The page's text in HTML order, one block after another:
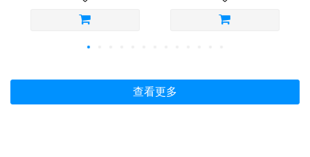
查看更多